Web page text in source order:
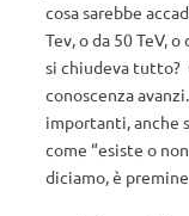
cosa sarebbe
Tev, o da 50 TeV,
si chiudeva tutto?
conoscenza
importanti, anche
come “esiste o
diciamo, è